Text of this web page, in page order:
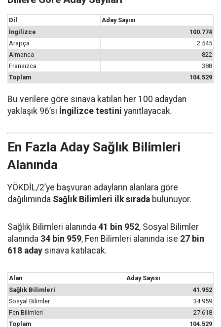
Dil
Aday Sayısı
İngilizce
100.774
Arapça
2.545
Almanca
822
Fransızca
388
Toplam
104.529
Bu verilere göre sınava katılan her 100 adaydan
yaklaşık 96’sı İngilizce testini yanıtlayacak.
En Fazla Aday Sağlık Bilimleri
Alanında
YÖKDİL/2’ye başvuran adayların alanlara göre
dağılımında Sağlık Bilimleri ilk sırada bulunuyor.
Sağlık Bilimleri alanında 41 bin 952, Sosyal Bilimler
alanında 34 bin 959, Fen Bilimleri alanında ise 27 bin
618 aday sınava katılacak.
Alan
Aday Sayısı
Sağlık Bilimleri
41.952
Sosyal Bilimler
34.959
Fen Bilimleri
27.618
Toplam
104.529